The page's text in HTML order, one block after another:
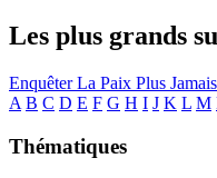
Les plus grands
EnquêterLa Paix Plus Jamais
A B C D E F G H I J K L M
Thématiques